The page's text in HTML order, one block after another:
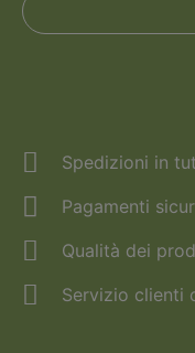
Spedizioni in
Pagamenti
Qualità dei
Servizio clienti